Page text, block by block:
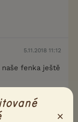
5.11.2018 11:12
fenka ještě
×